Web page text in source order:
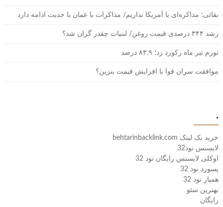
بقائی: مذاکره‌ای با آمریکا نداریم/ مذاکرات با عمان با جدیت ادامه دارد
رشد ۳۴۴ درصدی قیمت روغن/ لبنیات چقدر گران شد؟
تورم تیر ماه رکورد زد؛ ۸۳.۹ درصد
موافقت سران قوا با افزایش قیمت بنزین؟
.
خرید بک لینک behtarinbacklink.com
لایسنس نود32
اوکلی لایسنس رایگان نود 32
پسورد نود 32
همیار نود 32
بهترین سئو
رایگان